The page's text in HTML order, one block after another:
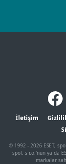
İletişim
© 1992 - 2026 ESET,
spol. s r.o.'nun ya da
markalar